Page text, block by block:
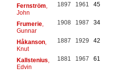
Fernström
John
1897 1961 45
Frumerie,
Gunnar
1908 1987 34
Håkanson,
Knut
1887 1929 42
Kallstenius
Edvin
1881 1967 61